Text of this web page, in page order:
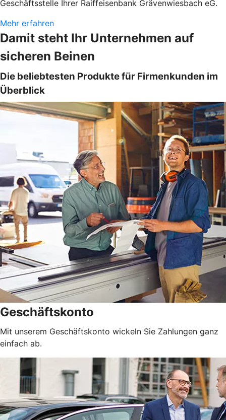
Geschäftsstelle Ihrer Raiffeisenbank Grävenwiesbach eG.
Mehr erfahren
Damit steht Ihr Unternehmen auf
sicheren Beinen
Die beliebtesten Produkte für Firmenkunden im
Überblick
Geschäftskonto
Mit unserem Geschäftskonto wickeln Sie Zahlungen ganz
einfach ab.